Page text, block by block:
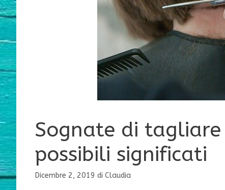
Sognate di tagliare
possibili significati
Dicembre 2, 2019 di Claudia